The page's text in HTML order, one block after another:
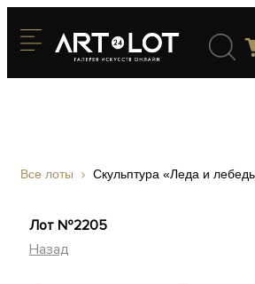
Все лоты Скульптура «Леда и
Лот №2205
Назад